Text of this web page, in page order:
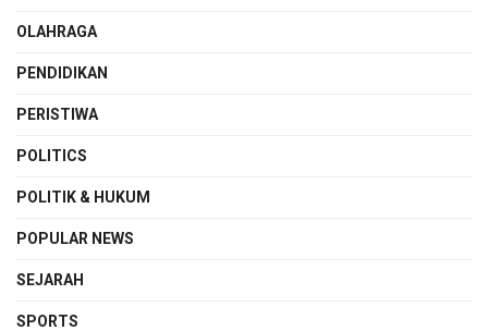
OLAHRAGA
PENDIDIKAN
PERISTIWA
POLITICS
POLITIK & HUKUM
POPULAR NEWS
SEJARAH
SPORTS